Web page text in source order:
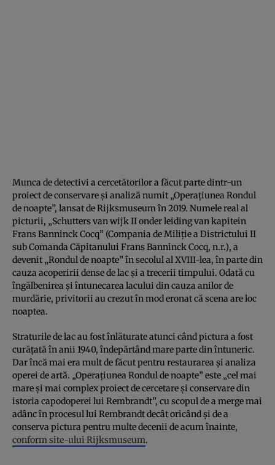
Munca de detectivi a cercetătorilor a făcut parte dintr-un
proiect de conservare și analiză numit „Operațiunea Rondul
de noapte”, lansat de Rijksmuseum în 2019. Numele real al
picturii, „Schutters van wijk II onder leiding van kapitein
Frans Banninck Cocq” (Compania de Miliție a Districtului II
sub Comanda Căpitanului Frans Banninck Cocq, n.r.), a
devenit „Rondul de noapte” în secolul al XVIII-lea, în parte din
cauza acoperirii dense de lac și a trecerii timpului. Odată cu
îngălbenirea și întunecarea lacului din cauza anilor de
murdărie, privitorii au crezut în mod eronat că scena are loc
noaptea.
Straturile de lac au fost înlăturate atunci când pictura a fost
curățată în anii 1940, îndepărtând mare parte din întuneric.
Dar încă mai era mult de făcut pentru restaurarea și analiza
operei de artă. „Operațiunea Rondul de noapte” este „cel mai
mare și mai complex proiect de cercetare și conservare din
istoria capodoperei lui Rembrandt”, cu scopul de a merge mai
adânc în procesul lui Rembrandt decât oricând și de a
conserva pictura pentru multe decenii de acum înainte,
conform site-ului Rijksmuseum.